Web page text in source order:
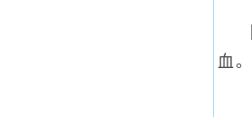
血。